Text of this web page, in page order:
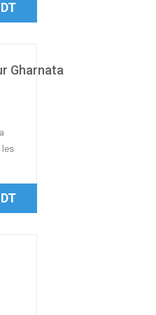
Gharnata
les